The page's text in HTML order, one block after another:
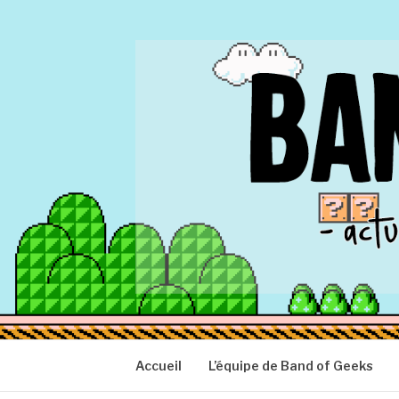
BAND OF
Actu Geek d'hier et d'aujourd'hui
Accueil L’équipe de Band of Geeks